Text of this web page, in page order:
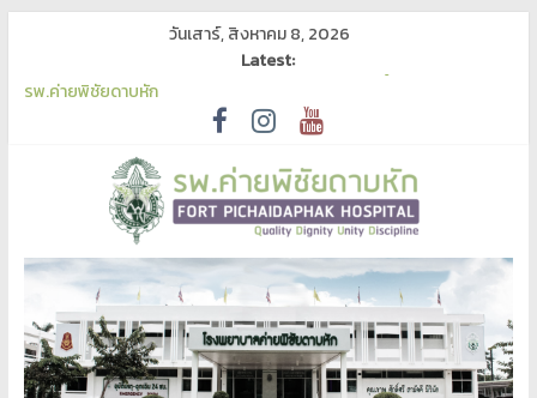
วันเสาร์, สิงหาคม 8, 2026
Latest:
ประกาศผลการสอบคัดเลือกนักเทคนิคการแพทย์ เป็นลูกจ้างชั่วคราว
เผยแพร่ร่างประกาศและร่างเอกสารจัดซื้อจัดจ้าง จ้างเหมาบริการฟอก
เลือดด้วยเครื่องไตเทียมฯ ด้วยวิธีประกวดราคาอิเล็กทรอนิกส์ เพื่อรับฟัง
ประกาศเผยแพร่แผนการจัดซื้อจัดจ้าง ประจำปีงบประมาณ พ.ศ. 2570
ประกาศผู้ชนะการเสนอราคา ประกวดราคาซื้อเครื่องนวดหัวใจแบบ
อัตโนมัติ (Automated Chest Compression)
ประกาศประกวดราคาซื้อเครื่องนวดหัวใจแบบอัตโนมัติ (Automated
Chest Compression)